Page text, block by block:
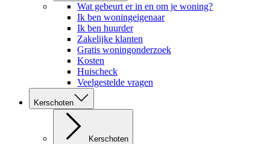
Wat gebeurt er in en om je woning?
Ik ben woningeigenaar
Ik ben huurder
Zakelijke klanten
Gratis woningonderzoek
Kosten
Huischeck
Veelgestelde vragen
Kerschoten
Kerschoten